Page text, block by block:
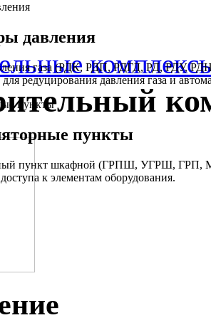
давления
газа (РДК, РДП, РДГД, РД, РДУ,
редуцирования давления газа и
пункты
пункты
пункт шкафной (ГРПШ, УГРШ, ГРП,
к элементам оборудования.